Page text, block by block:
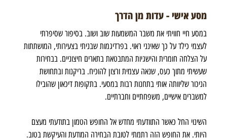
מסע אישי - עדות מן הדרך
במסע חיי חוויתי את משבר המשמעות שוב ושוב. בסיפור שסיפרתי
לעצמי כילד על כך שאינני ראוי. בפרדיגמות שבניתי בצעירותי, המושתתות
על הצלחה חומרית והישגיות המתבטאת בתארים חיצוניים. בבחירות
שעשיתי מתוך כעס, שנאה עצמית ורצון להוכיח. בריקנות ובתחושת
הניכור שליוותה אותי בתחנות רבות במסעי. בתקופות דיכאון שהובילו
למשברים אישיים, משפחתיים וחברתיים.
השינוי החל כאשר התוודעתי מחדש אל החופש הטמון בתודעתי מעצם
היותי. את החופש הזה רתמתי לטובת הבחירה המודעת והעיקשת בטוב.